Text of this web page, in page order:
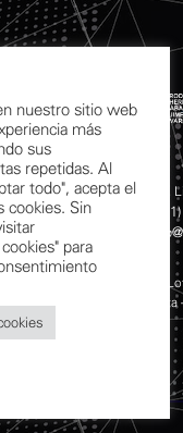
601 - 611 San Isidro,
(511) 421 4141
de la Vega S/N, Mz. D
Magisterial, Chincha Alta
nuestro sitio web
más
sus
repetidas. Al
todo", acepta el
cookies. Sin
para